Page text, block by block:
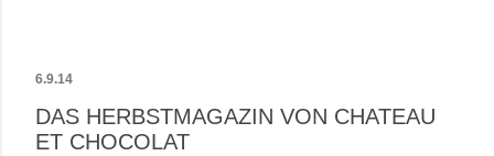
6.9.14
DAS HERBSTMAGAZIN VON CHATEAU
ET CHOCOLAT